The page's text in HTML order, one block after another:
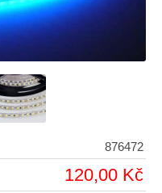
876472
120,00 Kč